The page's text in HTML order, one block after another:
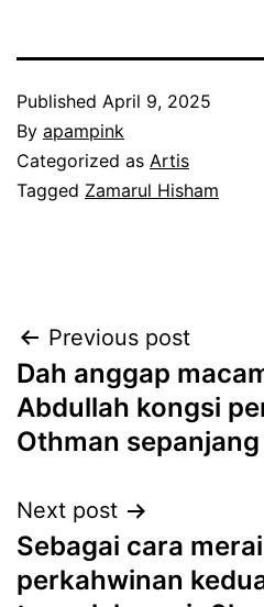
Published April 9, 2025
By apampink
Categorized as Artis
Tagged Zamarul Hisham
Post
navigation
Previous post
Dah anggap
Abdullah kongsi
Othman
Next post
Sebagai cara
perkahwinan